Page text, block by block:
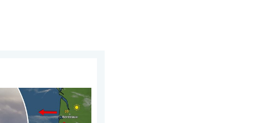
juillet 2026
sont incontrôlables. L'Espagne et la France. . . vendredi 24 juillet 2026